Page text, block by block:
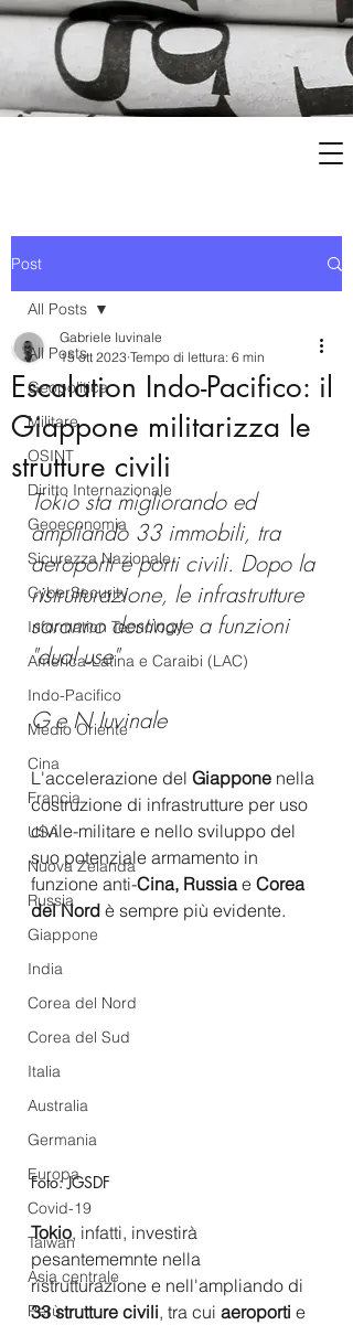
Post
All Posts
Geopolitica
Militare
OSINT
Diritto Internazionale
Geoeconomia
Sicurezza Nazionale
CyberSecurity
Information Tecnology
America-Latina e Caraibi (LAC)
Indo-Pacifico
Medio Oriente
Cina
Francia
USA
Nuova Zelanda
Russia
Giappone
India
Corea del Nord
Corea del Sud
Italia
Australia
Germania
Europa
Covid-19
Taiwan
Asia centrale
Perù
All Posts
Escalation Indo-Pacifico: il
Giappone militarizza le
strutture civili
Gabriele Iuvinale
15 ott 2023 Tempo di lettura: 6 min
Tokio sta migliorando ed
ampliando 33 immobili, tra
aeroporti e porti civili. Dopo la
ristrutturazione, le infrastrutture
saranno destinate a funzioni
"dual use"
G e N Iuvinale
L'accelerazione del Giappone nella
costruzione di infrastrutture per uso
civile-militare e nello sviluppo del
suo potenziale armamento in
funzione anti-Cina, Russia e Corea
del Nord è sempre più evidente.
Foto: JGSDF
Tokio, infatti, investirà
pesantememnte nella
ristrutturazione e nell'ampliando di
33 strutture civili, tra cui aeroporti e